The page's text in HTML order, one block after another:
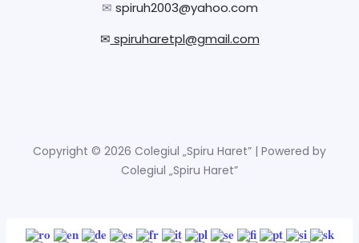
✉ spiruh2003@yahoo.com
✉ spiruharetpl@gmail.com
Copyright © 2026 Colegiul „Spiru Haret” | Powered by
Colegiul „Spiru Haret”